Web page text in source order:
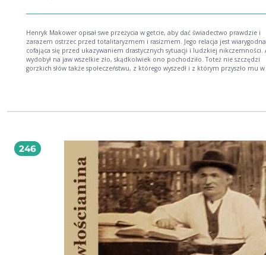
Henryk Makower opisał swe przeżycia w getcie, aby dać świadectwo prawdzie i
zarazem ostrzec przed totalitaryzmem i rasizmem. Jego relacja jest
cofająca się przed ukazywaniem drastycznych sytuacji i ludzkiej nikczemności.
wydobył na jaw wszelkie zło, skądkolwiek ono pochodziło. Toteż nie szczędzi
gorzkich słów także społeczeństwu, z którego wyszedł i z którym przyszło mu
obserwatora jest nie tylko świadectwem osobistych doświadczeń, ale również -
przeprowadzkach, przymusowych wysiedleniach, pierwszym szoku związanym
zamknięciem dzielnicy. Przedstawia dramat wędrujących rodzin, skrajne
przepełnienie, rozwój szmuglu, organizację pracy w tzw. "szopach", walkę z
Ukazuje rozpad więzi społecznych i narastającą przepaść między bogacącą się
mniejszością a masami głodujących. Nie unika krytyki - wobec władz Gminy
Żydowskiej, ale też obojętności niektórych mieszkańców. Jako lekarz pełnił w
wiele funkcji, m.in. ordynatora Oddziału Zakaźnego w Szpitalu Dziecięcym,
Komisji Zdrowia przy Izbie Lekarskiej czy wykładowcy na tajnych kursach
Opisuje z detalami dramatyczne zmagania z epidemią tyfusu, ekstremalnie
warunki pracy medycznej, a także absurdy biurokracji, która paraliżowała
najbardziej potrzebującym. Znajdziemy też tutaj dające nadzieję przykłady
solidarności między mieszkańcami: dzielenie się jedzeniem, lekami, wspólne
opiekowanie chorymi i dziećmi, wzajemne ukrywanie podczas łapanek. To w
246